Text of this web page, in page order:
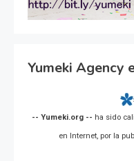
Yumeki Agency
-- Yumeki.org -- ha sido
en Internet, por la